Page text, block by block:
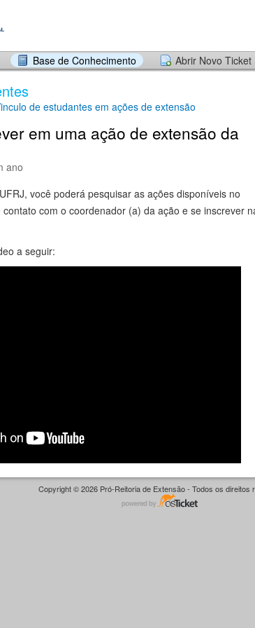
Base de Conhecimento Abrir Novo Ticket
de estudantes em ações de extensão
em uma ação de extensão da
ano
você poderá pesquisar as ações disponíveis no
com o coordenador (a) da ação e se inscrever
a seguir:
Copyright © 2026 Pró-Reitoria de Extensão - Todos os direitos